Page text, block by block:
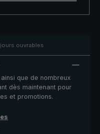
Avec son
en extra-large se
de fermeture.
ouvrables
que de nombreux
dès maintenant pour
et promotions.